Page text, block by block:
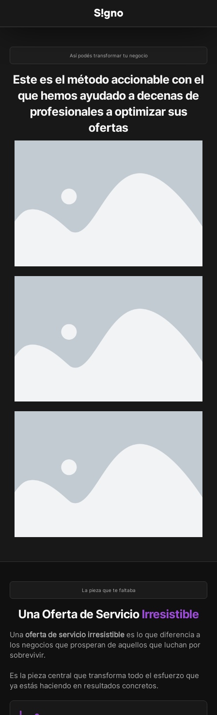
Así podés transformar tu negocio
Este es el método accionable con el
que hemos ayudado a decenas de
profesionales a optimizar sus
ofertas
La pieza que te faltaba
Una Oferta de Servicio Irresistible
Una oferta de servicio irresistible es lo que diferencia a
los negocios que prosperan de aquellos que luchan por
sobrevivir.
Es la pieza central que transforma todo el esfuerzo que
ya estás haciendo en resultados concretos.